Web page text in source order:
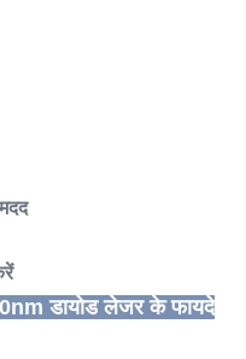
डायोड लेजर के फायदे